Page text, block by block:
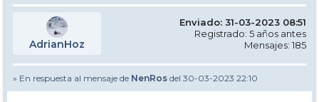
AdrianHoz
Enviado: 31-03-2023 08:51
Registrado: 5 años antes
Mensajes: 185
» En respuesta al mensaje de NenRos del 30-03-2023 22:10